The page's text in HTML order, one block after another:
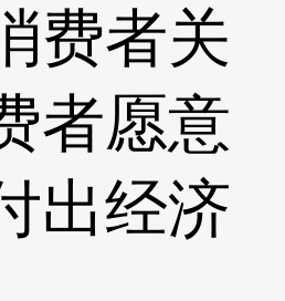
费者关
者愿意
出经济